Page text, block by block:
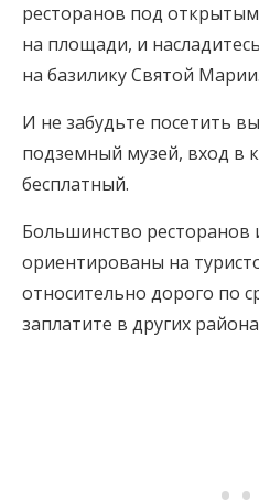
ресторанов под
на площади, и
на базилику Святой Марии.
И не забудьте посетить
подземный музей, вход в
бесплатный.
Большинство ресторанов
ориентированы на
относительно дорого по
заплатите в других